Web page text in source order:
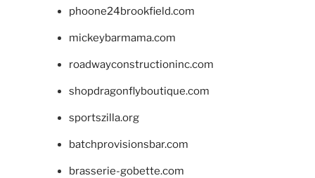
phoone24brookfield.com
mickeybarmama.com
roadwayconstructioninc.com
shopdragonflyboutique.com
sportszilla.org
batchprovisionsbar.com
brasserie-gobette.com